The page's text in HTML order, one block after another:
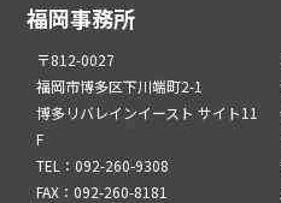
福岡事務所
〒812-0027
福岡市博多区下川端町2-1
博多リバレインイースト サイト11
F
TEL：092-260-9308
FAX：092-260-8181